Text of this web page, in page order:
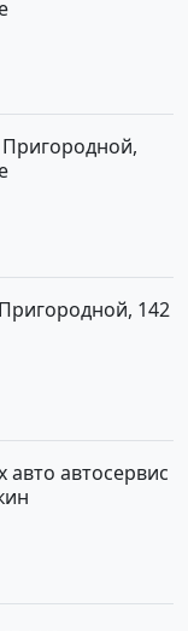
142
авто автосервис